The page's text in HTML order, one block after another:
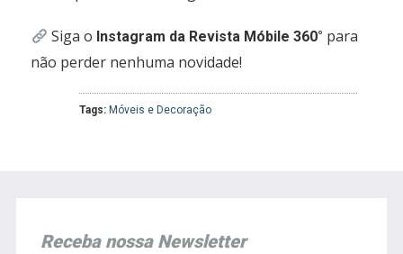
Siga o Instagram da Revista Móbile 360° para
não perder nenhuma novidade!
Tags: Móveis e Decoração
Receba nossa Newsletter